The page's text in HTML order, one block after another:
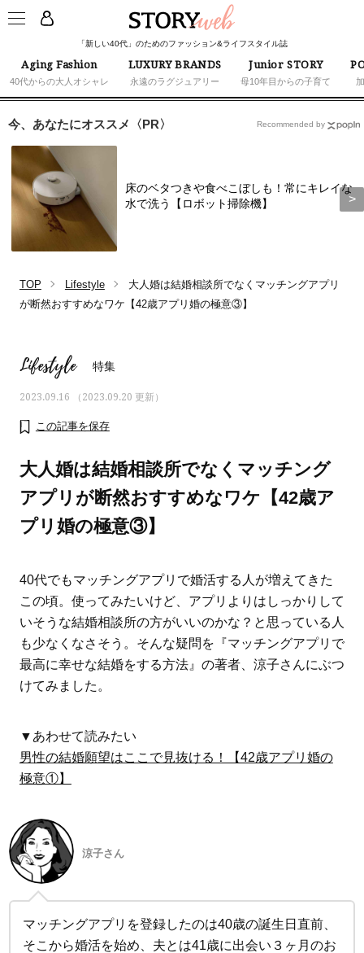
「新しい40代」のためのファッション&ライフスタイル誌
Aging Fashion
40代からの大人オシャレ
LUXURY BRANDS
永遠のラグジュアリー
Junior STORY
母10年目からの子育て
すす
ママとパパに贈る「ジェンダーレ
ス学」
人気の40代髪型・ヘア
タログ
今、あなたにオススメ〈PR〉
床のベタつきや食べこぼしも！常にキレイな
水で洗う【ロボット掃除機】
Recommended by
TOP Lifestyle
大人婚は結婚相談所でなくマッチングアプリ
が断然おすすめなワケ【42歳アプリ婚の極意③】
Lifestyle 特集
2023.09.16 （2023.09.20 更新）
この記事を保存
大人婚は結婚相談所でなくマッチング
アプリが断然おすすめなワケ【42歳ア
プリ婚の極意③】
40代でもマッチングアプリで婚活する人が増えてきた
この頃。 使ってみたいけど、アプリよりはしっかりして
いそうな結婚相談所の方がいいのかな？と思っている人
も少なくなさそう。 そんな疑問を『マッチングアプリで
最高に幸せな結婚をする方法』の著者、涼子さんにぶつ
けてみました。
▼あわせて読みたい
男性の結婚願望はここで見抜ける！【42歳アプリ婚の
極意①】
涼子さん
マッチングアプリを登録したのは40歳の誕生日直前、
そこから婚活を始め、夫とは41歳に出会い３ヶ月のお